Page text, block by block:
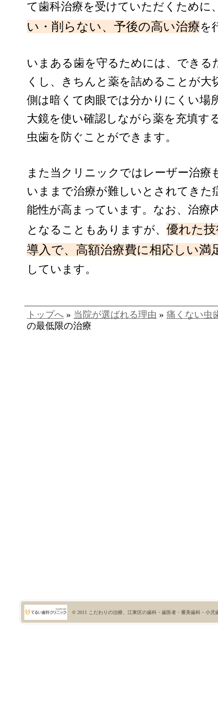
て歯科治療を受けていただくために
い・削らない、予後の高い治療を
いまある歯を守るためには、できる
くし、きちんと薬を詰めることが大
側は暗くて肉眼では分かりにくい場
大鏡を使い確認しながら薬を充填す
虫歯を防ぐことができます。
また当クリニックではレーザー治療
いままで治療が難しいとされてきた
能性が高まっています。なお、治療
となることもありますが、 優れた
導入で、高額治療費に相応しい満
しています。
トップへ » 当院が選ばれる理由 » 痛くない虫
の最低限の治療
© 2011 こだわりの治療、江東区の歯科・歯医者・審美歯科・小